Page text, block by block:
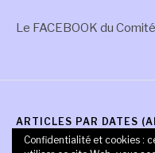
Le FACEBOOK du Comité
ARTICLES PAR DATES
Confidentialité et cookies :